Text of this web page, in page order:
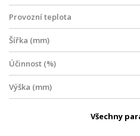
Provozní teplota
Šířka (mm)
Účinnost (%)
Výška (mm)
PARAMETRY NAPÁJENÍVšechny